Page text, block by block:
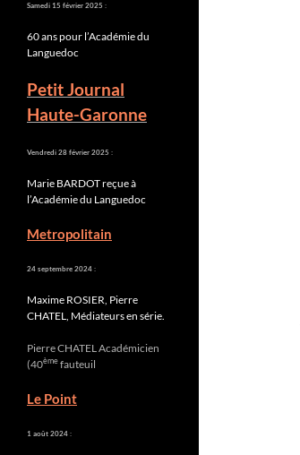
Samedi 15 février 2025 :
60 ans pour l’Académie du
Languedoc
Petit Journal
Haute-Garonne
Vendredi 28 février 2025 :
Marie BARDOT reçue à
l’Académie du Languedoc
Metropolitain
24 septembre 2024 :
Maxime ROSIER, Pierre
CHATEL, Médiateurs en série.
Pierre CHATEL Académicien
(40èmefauteuil
Le Point
1 août 2024 :